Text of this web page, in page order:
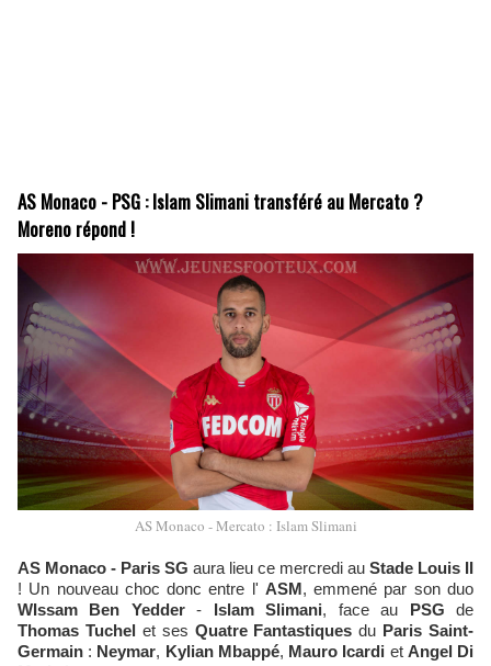
AS Monaco - PSG : Islam Slimani transféré au Mercato ?
Moreno répond !
AS Monaco - Mercato : Islam Slimani
AS Monaco - Paris SG aura lieu ce mercredi au Stade Louis II
! Un nouveau choc donc entre l' ASM, emmené par son duo
WIssam Ben Yedder- Islam Slimani, face au PSG de
Thomas Tuchel et ses Quatre Fantastiquesdu Paris Saint-
Germain : Neymar, Kylian Mbappé, Mauro Icardi et Angel Di